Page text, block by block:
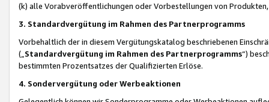
(k) alle Vorabveröffentlichungen oder Vorbestellungen von
3. Standardvergütung im Rahmen des Partnerprogramms
Vorbehaltlich der in diesem Vergütungskatalog beschriebenen
(„ Standardvergütung im Rahmen des Partnerprogramms“)
bestimmten Prozentsatzes der Qualifizierten Erlöse.
4. Sondervergütung oder Werbeaktionen